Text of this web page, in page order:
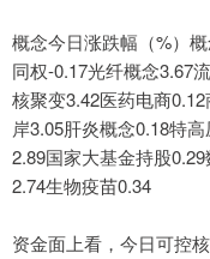
概念今日涨跌幅（%）
同权-0.17光纤概念3.67
核聚变3.42医药电商
岸3.05肝炎概念0.18特
2.89国家大基金持股
2.74生物疫苗0.34
资金面上看，今日可控